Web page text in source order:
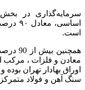
سرمایه‌گذاری در
است.
معادن و فلزات ،
اوراق بهادار تهران
سنگ آهن و فولاد